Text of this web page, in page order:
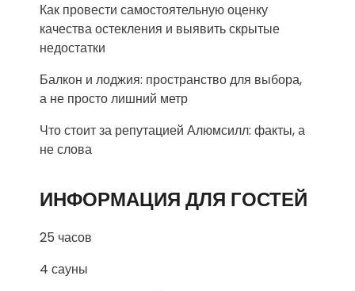
Как провести самостоятельную оценку
качества остекления и выявить скрытые
недостатки
Балкон и лоджия: пространство для выбора,
а не просто лишний метр
Что стоит за репутацией Алюмсилл: факты, а
не слова
ИНФОРМАЦИЯ ДЛЯ ГОСТЕЙ
25 часов
4 сауны